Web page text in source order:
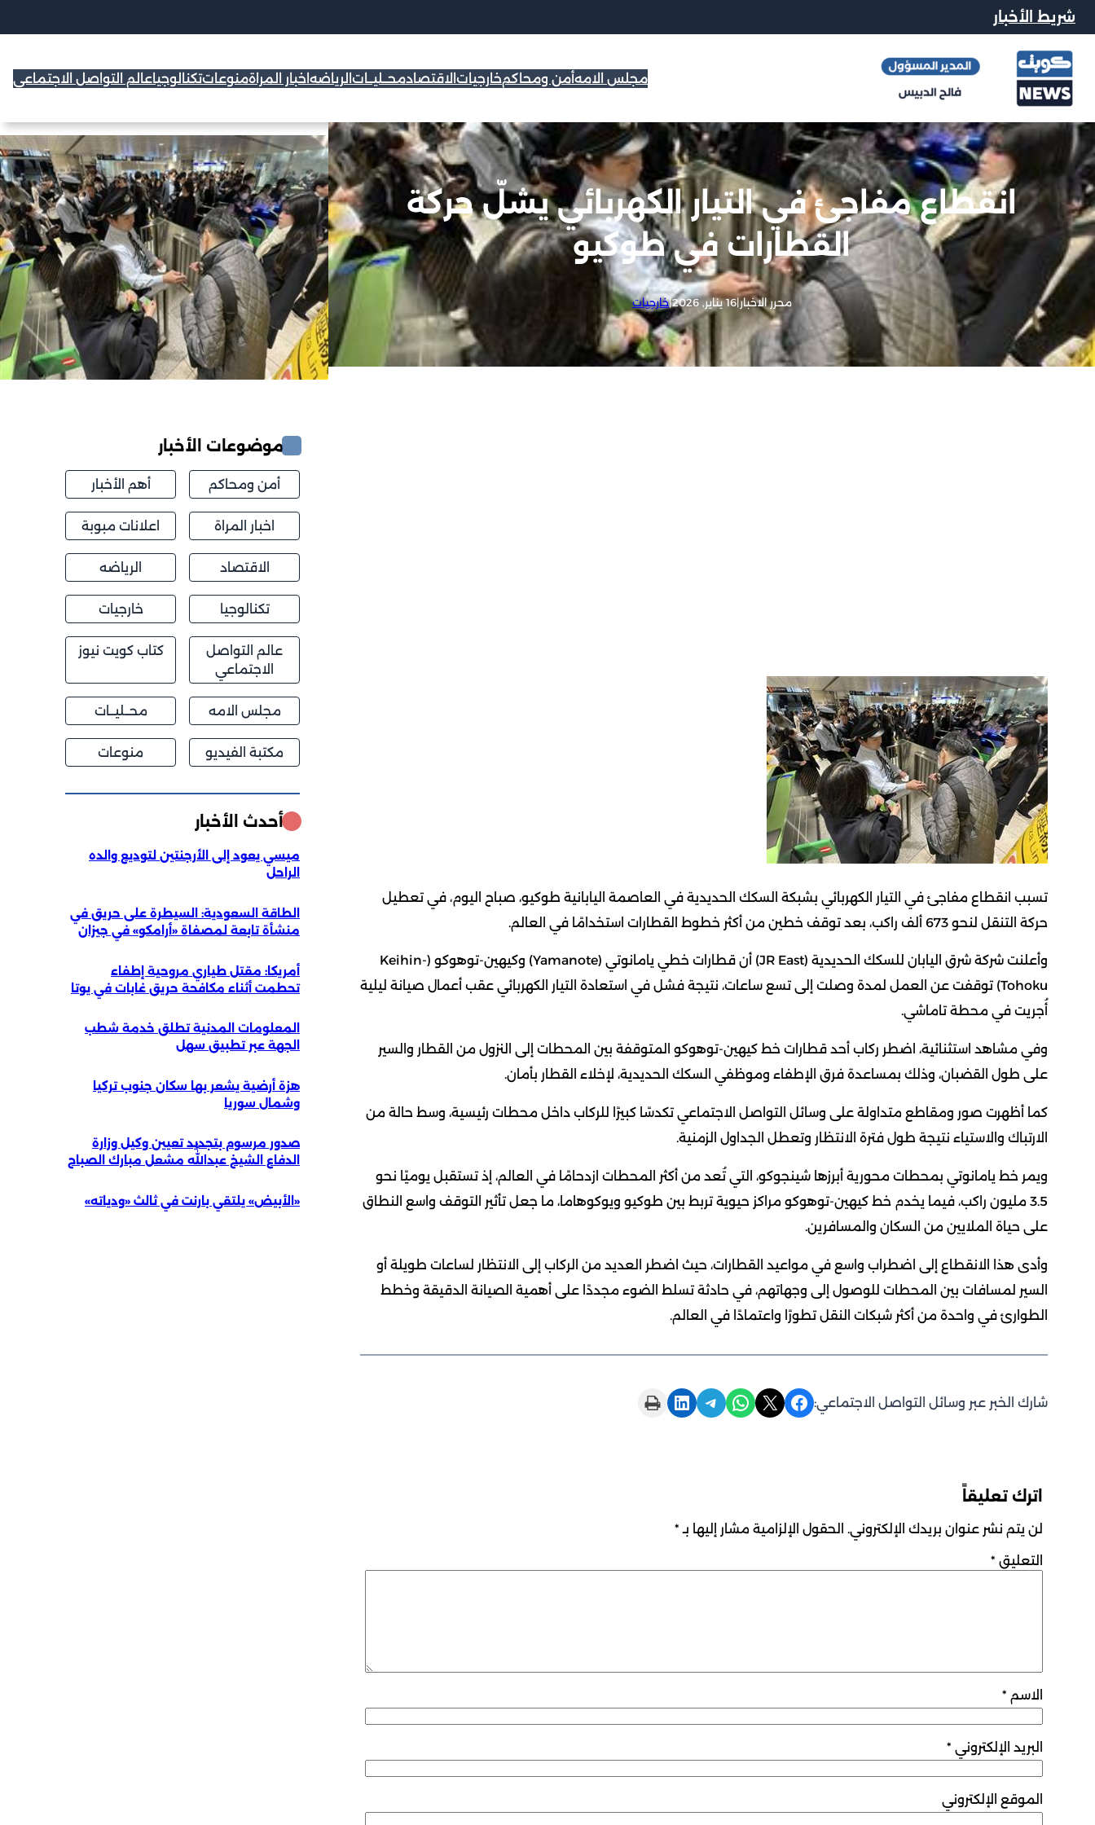
شريط الأخبار
مجلس الامهأمن ومحاكمخارجيات الاقتصادمحــليــات الرياضه اخبار المراةمنوعاتتكنالوجياعالم التواصل الاجتماعي
انقطاع مفاجئ في التيار الكهربائي يشلّ حركة
القطارات في طوكيو
محرر الاخبار|16 يناير, 2026 |خارجيات
تسبب انقطاع مفاجئ في التيار الكهربائي بشبكة السكك الحديدية في العاصمة اليابانية طوكيو، صباح اليوم، في تعطيل
حركة التنقل لنحو 673 ألف راكب، بعد توقف خطين من أكثر خطوط القطارات استخدامًا في العالم.
وأعلنت شركة شرق اليابان للسكك الحديدية (JR East) أن قطارات خطي يامانوتي (Yamanote) وكيهين-توهوكو (Keihin-
Tohoku) توقفت عن العمل لمدة وصلت إلى تسع ساعات، نتيجة فشل في استعادة التيار الكهربائي عقب أعمال صيانة ليلية
أُجريت في محطة تاماشي.
وفي مشاهد استثنائية، اضطر ركاب أحد قطارات خط كيهين-توهوكو المتوقفة بين المحطات إلى النزول من القطار والسير
على طول القضبان، وذلك بمساعدة فرق الإطفاء وموظفي السكك الحديدية، لإخلاء القطار بأمان.
كما أظهرت صور ومقاطع متداولة على وسائل التواصل الاجتماعي تكدسًا كبيرًا للركاب داخل محطات رئيسية، وسط حالة من
الارتباك والاستياء نتيجة طول فترة الانتظار وتعطل الجداول الزمنية.
ويمر خط يامانوتي بمحطات محورية أبرزها شينجوكو، التي تُعد من أكثر المحطات ازدحامًا في العالم، إذ تستقبل يوميًا نحو
3.5 مليون راكب، فيما يخدم خط كيهين-توهوكو مراكز حيوية تربط بين طوكيو ويوكوهاما، ما جعل تأثير التوقف واسع النطاق
على حياة الملايين من السكان والمسافرين.
وأدى هذا الانقطاع إلى اضطراب واسع في مواعيد القطارات، حيث اضطر العديد من الركاب إلى الانتظار لساعات طويلة أو
السير لمسافات بين المحطات للوصول إلى وجهاتهم، في حادثة تسلط الضوء مجددًا على أهمية الصيانة الدقيقة وخطط
الطوارئ في واحدة من أكثر شبكات النقل تطورًا واعتمادًا في العالم.
شارك الخبر عبر وسائل التواصل الاجتماعي: Share on Facebook
Share on X
Share on WhatsApp
Share on Telegram
Share on LinkedIn
Print this Page
اترك تعليقاً
لن يتم نشر عنوان بريدك الإلكتروني. الحقول الإلزامية مشار إليها بـ *
التعليق *
الاسم *
البريد الإلكتروني *
الموقع الإلكتروني
موضوعات الأخبار
أمن ومحاكم أهم الأخبار
اخبار المراة اعلانات مبوبة
الاقتصاد الرياضه
تكنالوجيا خارجيات
عالم التواصل
الاجتماعي
كتاب كويت نيوز
مجلس الامه محــليــات
مكتبة الفيديو منوعات
أحدث الأخبار
ميسي يعود إلى الأرجنتين لتوديع والده
الراحل
الطاقة السعودية: السيطرة على حريق في
منشأة تابعة لمصفاة «أرامكو» في جيزان
أمريكا: مقتل طياري مروحية إطفاء
تحطمت أثناء مكافحة حريق غابات في يوتا
المعلومات المدنية تطلق خدمة شطب
الجهة عبر تطبيق سهل
هزة أرضية يشعر بها سكان جنوب تركيا
وشمال سوريا
صدور مرسوم بتجديد تعيين وكيل وزارة
الدفاع الشيخ عبداللّٰه مشعل مبارك الصباح
«الأبيض» يلتقي بارنت في ثالث «ودياته»